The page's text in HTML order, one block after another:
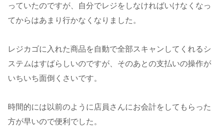
っていたのですが、自分でレジをしなければいけなくなっ
てからはあまり行かなくなりました。
レジカゴに入れた商品を自動で全部スキャンしてくれるシ
ステムはすばらしいのですが、そのあとの支払いの操作が
いちいち面倒くさいです。
時間的には以前のように店員さんにお会計をしてもらった
方が早いので便利でした。